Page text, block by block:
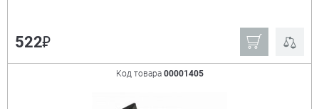
522₽
Код товара 00001405